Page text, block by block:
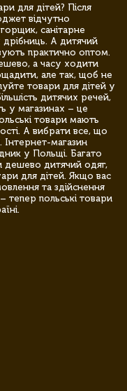
для дітей? Після
відчутно
санітарне
дрібниць. А дитячий
практично оптом.
а часу ходити
але так, щоб не
товари для дітей у
дитячих речей,
у магазинах – це
товари мають
А вибрати все, що
магазин
у Польщі. Багато
дешево дитячий одяг,
для дітей. Якщо вас
та здійснення
тепер польські товари